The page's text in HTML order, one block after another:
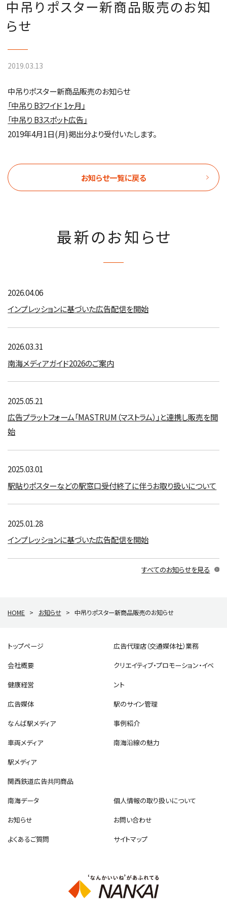
中吊りポスター新商品販売のお知
らせ
2019.03.13
中吊りポスター新商品販売のお知らせ
「中吊り B3ワイド 1ヶ月」
「中吊り B3スポット広告」
2019年4月1日(月)掲出分より受付いたします。
お知らせ一覧に戻る
最新のお知らせ
2026.04.06
インプレッションに基づいた広告配信を開始
2026.03.31
南海メディアガイド2026のご案内
2025.05.21
広告プラットフォーム「MASTRUM（マストラム）」と連携し販売を開
始
2025.03.01
駅貼りポスターなどの駅窓口受付終了に伴うお取り扱いについて
2025.01.28
インプレッションに基づいた広告配信を開始
すべてのお知らせを見る
HOME > お知らせ > 中吊りポスター新商品販売のお知らせ
トップページ
会社概要
健康経営
広告媒体
なんば駅メディア
車両メディア
駅メディア
関西鉄道広告共同商品
広告代理店（交通媒体社）業務
クリエイティブ・プロモーション・イベ
ント
駅のサイン管理
事例紹介
南海沿線の魅力
南海データ
個人情報の取り扱いについて
お知らせ
お問い合わせ
よくあるご質問
サイトマップ